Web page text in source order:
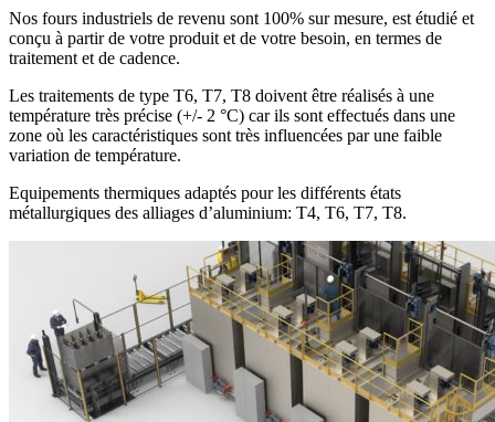
Nos fours industriels de revenu sont 100% sur mesure, est étudié et
conçu à partir de votre produit et de votre besoin, en termes de
traitement et de cadence.
Les traitements de type T6, T7, T8 doivent être réalisés à une
température très précise (+/- 2 °C) car ils sont effectués dans une
zone où les caractéristiques sont très influencées par une faible
variation de température.
Equipements thermiques adaptés pour les différents états
métallurgiques des alliages d’aluminium: T4, T6, T7, T8.